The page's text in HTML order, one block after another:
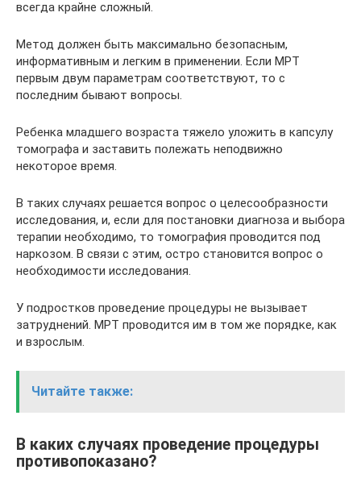
всегда крайне сложный.
Метод должен быть максимально безопасным,
информативным и легким в применении. Если МРТ
первым двум параметрам соответствуют, то с
последним бывают вопросы.
Ребенка младшего возраста тяжело уложить в капсулу
томографа и заставить полежать неподвижно
некоторое время.
В таких случаях решается вопрос о целесообразности
исследования, и, если для постановки диагноза и выбора
терапии необходимо, то томография проводится под
наркозом. В связи с этим, остро становится вопрос о
необходимости исследования.
У подростков проведение процедуры не вызывает
затруднений. МРТ проводится им в том же порядке, как
и взрослым.
Читайте также:
В каких случаях проведение процедуры
противопоказано?